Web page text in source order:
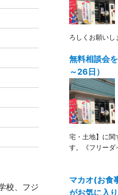
校、フジ
ろしくお願いし
無料相談会
～26日）
宅・土地】に関
す。《フリー
マカオ(お食
がお気に入り